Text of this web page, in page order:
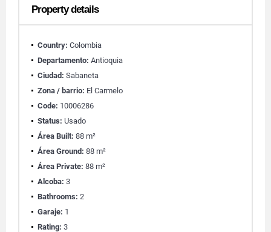
Property details
Country: Colombia
Departamento: Antioquia
Ciudad: Sabaneta
Zona / barrio: El Carmelo
Code: 10006286
Status: Usado
Área Built: 88 m²
Área Ground: 88 m²
Área Private: 88 m²
Alcoba: 3
Bathrooms: 2
Garaje: 1
Rating: 3